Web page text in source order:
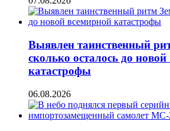
Выявлен таинственный
сколько осталось до
катастрофы
06.08.2026